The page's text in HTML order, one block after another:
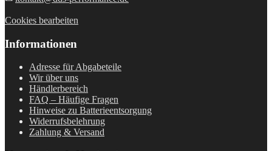
Cookies bearbeiten
Informationen
Adresse für Abgabeteile
Wir über uns
Händlerbereich
FAQ – Häufige Fragen
Hinweise zu Batterieentsorgung
Widerrufsbelehrung
Zahlung & Versand